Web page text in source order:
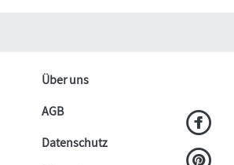
Über uns
AGB
Datenschutz